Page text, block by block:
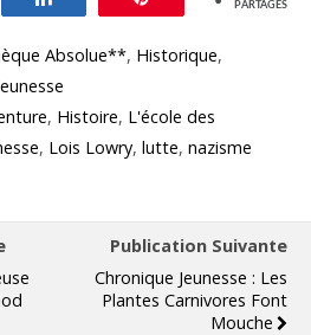
PARTAGES
Absolue**, Historique,
, Histoire, L'école des
, Lois Lowry, lutte, nazisme
Publication Suivante
Chronique Jeunesse : Les
Plantes Carnivores Font
Mouche